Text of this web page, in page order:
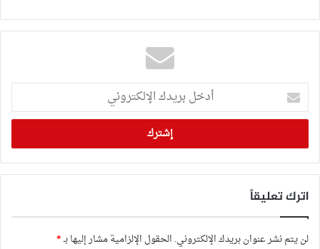
أدخل
بريدك
الإلكتروني
اترك تعليقاً
لن يتم نشر عنوان بريدك الإلكتروني. الحقول الإلزامية مشار إليها بـ*